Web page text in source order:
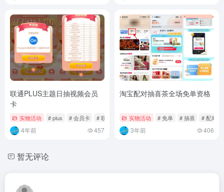
联通PLUS主题日抽视频会员
卡
实物活动 # plus # 会员卡 # 联通
4年前 457
淘宝配对抽喜茶全场免单资格
实物活动 # 免单 # 抽喜 # 配对
3年前 406
暂无评论